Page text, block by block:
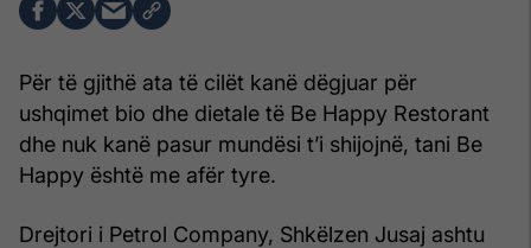
Për të gjithë ata të cilët kanë dëgjuar për
ushqimet bio dhe dietale të Be Happy Restorant
dhe nuk kanë pasur mundësi t’i shijojnë, tani Be
Happy është me afër tyre.
Drejtori i Petrol Company, Shkëlzen Jusaj ashtu